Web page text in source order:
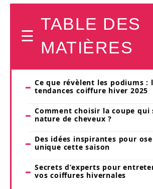
TABLE DES
MATIÈRES
Ce que révèlent les podiums :
tendances coiffure hiver 2025
Comment choisir la coupe
nature de cheveux ?
Des idées inspirantes pour
unique cette saison
Secrets d’experts pour
vos coiffures hivernales